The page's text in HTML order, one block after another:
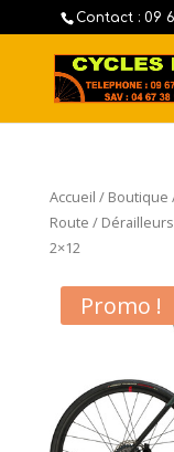
Contact : 09
Accueil / Boutique
Route / Dérailleurs
2×12
Promo !